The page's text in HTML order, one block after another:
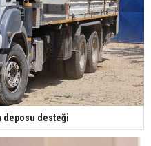
deposu desteği